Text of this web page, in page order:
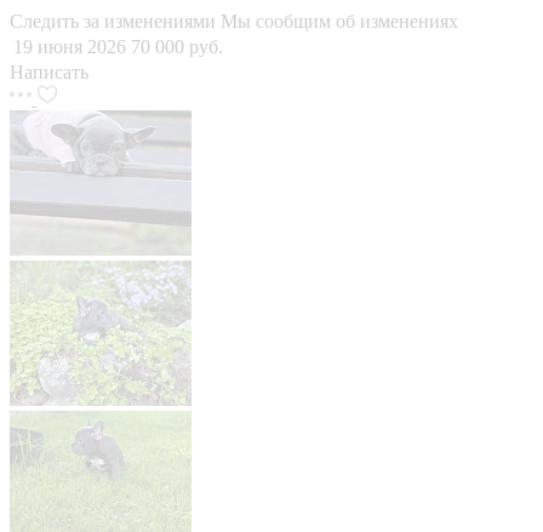
Следить за изменениями Мы сообщим об изменениях
19 июня 2026 70 000 руб.
Написать